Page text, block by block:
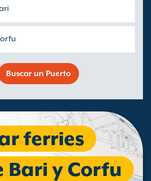
Buscar un Puerto
ferries
Bari y Corfu